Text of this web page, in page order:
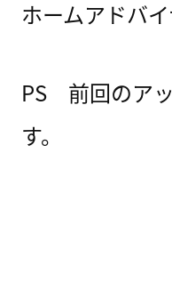
ホームアドバ
PS 前回のア
す。